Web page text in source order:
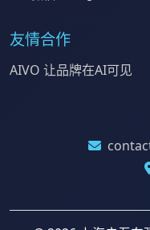
友情合作
AIVO 让品牌在AI可见